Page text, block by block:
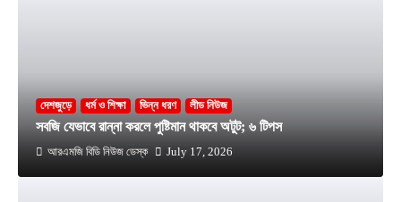
দেশজুড়ে ধর্ম ও শিক্ষা ভিন্ন ধরণ লীড নিউজ
সবজি যেভাবে রান্না করলে পুষ্টিমান থাকবে অটুট; ৬ টিপস
আরএমজি বিডি নিউজ ডেস্ক July 17, 2026